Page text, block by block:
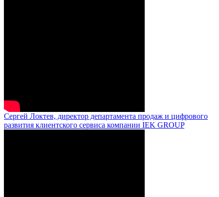
Сергей Локтев, директор департамента продаж и цифрового
развития клиентского сервиса компании IEK GROUP